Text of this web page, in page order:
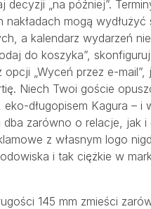
decyzji „na później”.
nakładach mogą wydłużyć
a kalendarz wydarzeń
do koszyka”,
opcji „Wyceń przez e-mail”,
Niech Twoi goście
eko-długopisem Kagura – i
dba zarówno o relacje, jak i
z własnym logo
i tak ciężkie w
145 mm zmieści